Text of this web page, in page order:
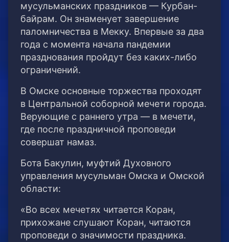
мусульманских праздников — Курбан-
байрам. Он знаменует завершение
паломничества в Мекку. Впервые за два
года с момента начала пандемии
празднования пройдут без каких-либо
ограничений.
В Омске основные торжества проходят
в Центральной соборной мечети города.
Верующие с раннего утра — в мечети,
где после праздничной проповеди
совершат намаз.
Бота Бакулин, муфтий Духовного
управления мусульман Омска и Омской
области:
«Во всех мечетях читается Коран,
прихожане слушают Коран, читаются
проповеди о значимости праздника.